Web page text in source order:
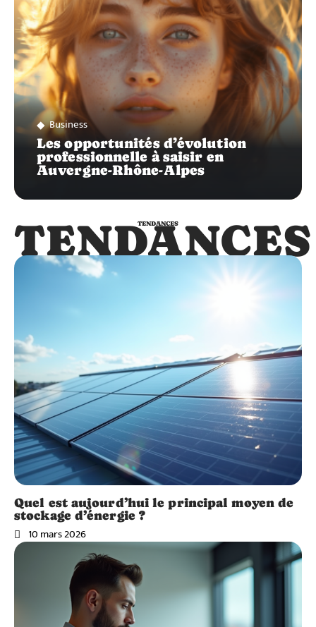
Business
Les opportunités d’évolution
professionnelle à saisir en
Auvergne-Rhône-Alpes
TENDANCES
TENDANCES
Quel est aujourd’hui le principal moyen de
stockage d’énergie ?
10 mars 2026